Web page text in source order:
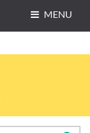
MENU